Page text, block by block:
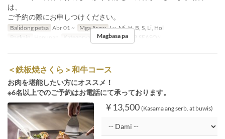
は、
ご予約の際にお申しつけください。
Balidong petsa Abr 01 ~ Mga Araw Lu, Mi, H, B, S, Li, Hol
Pagkain
Hapunan Kategorya ng Upuan FOUR SEASON
Magbasa pa
＜鉄板焼さくら＞和牛コース
お肉を堪能したい方にオススメ！
※6名以上でのご予約はお電話にて承っております。
¥ 13,500 (Kasama ang serb. at buwis)